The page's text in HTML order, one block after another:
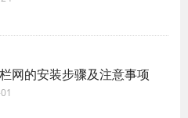
网的安装步骤及注意事项